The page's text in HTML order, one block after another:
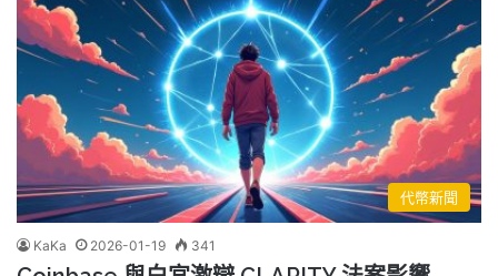
代幣新聞
KaKa 2026-01-19 341